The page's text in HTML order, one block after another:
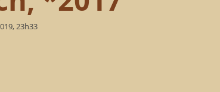
23h33